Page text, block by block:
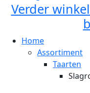
Verder
Home
Assortiment
Taarten